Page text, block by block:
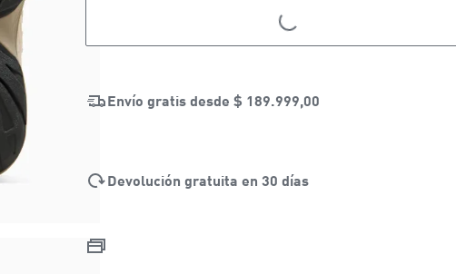
LOADING...
Envío gratis desde $ 189.999,00
Devolución gratuita en 30 días